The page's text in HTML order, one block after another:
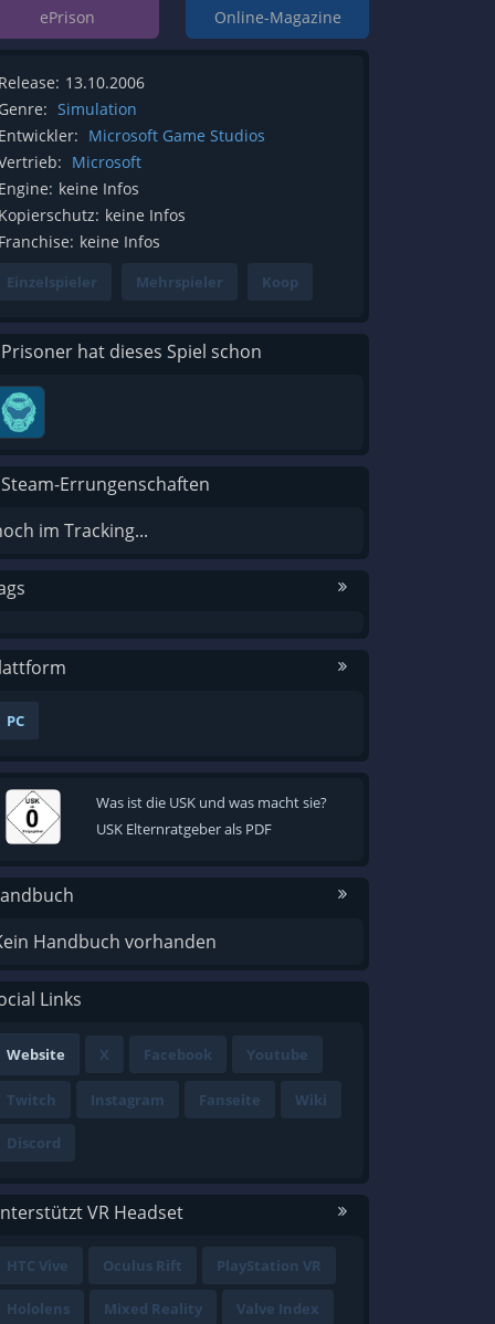
ePrison Online-Magazine
13.10.2006
Simulation
Microsoft Game Studios
Microsoft
keine Infos
keine Infos
keine Infos
Einzelspieler Mehrspieler Koop
hat dieses Spiel schon
Errungenschaften
im Tracking...
PC
Was ist die USK und was macht sie?
USK Elternratgeber als PDF
Handbuch vorhanden
Links
Website X Facebook Youtube
Twitch Instagram Fanseite Wiki
Discord
VR Headset
HTC Vive Oculus Rift PlayStation VR
Hololens Mixed Reality Valve Index